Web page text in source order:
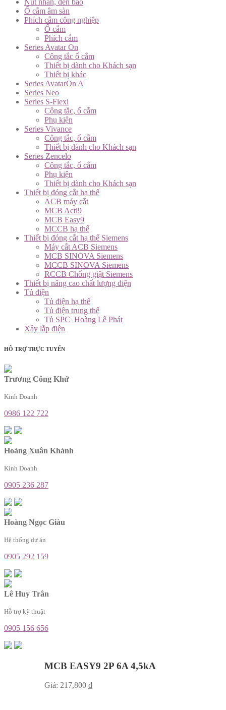
Nút nhấn, đèn báo
Ổ cắm âm sàn
Phích cắm công nghiệp
Ổ cắm
Phích cắm
Series Avatar On
Công tắc ổ cắm
Thiết bị dành cho Khách sạn
Thiết bị khác
Series AvatarOn A
Series Neo
Series S-Flexi
Công tắc, ổ cắm
Phụ kiện
Series Vivance
Công tắc, ổ cắm
Thiết bị dành cho Khách sạn
Series Zencelo
Công tắc, ổ cắm
Phụ kiện
Thiết bị dành cho Khách sạn
Thiết bị đóng cắt hạ thế
ACB máy cắt
MCB Acti9
MCB Easy9
MCCB hạ thế
Thiết bị đóng cắt hạ thế Siemens
Máy cắt ACB Siemens
MCB SINOVA Siemens
MCCB SINOVA Siemens
RCCB Chống giật Siemens
Thiết bị nâng cao chất lượng điện
Tủ điện
Tủ điện hạ thế
Tủ điện trung thế
Tủ SPC_Hoàng Lê Phát
Xây lắp điện
HỖ TRỢ TRỰC TUYẾN
Trương Công Khứ
Kinh Doanh
0986 122 722
Hoàng Xuân Khánh
Kinh Doanh
0905 236 287
Hoàng Ngọc Giàu
Hệ thống dự án
0905 292 159
Lê Huy Trân
Hỗ trợ kỹ thuật
0905 156 656
MCB EASY9 2P 6A 4,5kA
Giá: 217,800 ₫